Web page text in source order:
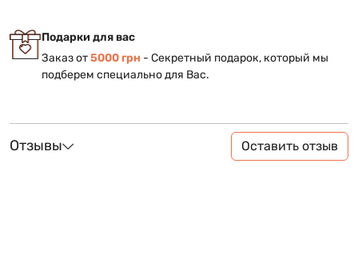
Подарки для вас
Заказ от5000 грн - Секретный подарок, который мы
подберем специально для Вас.
Отзывы Оставить отзыв